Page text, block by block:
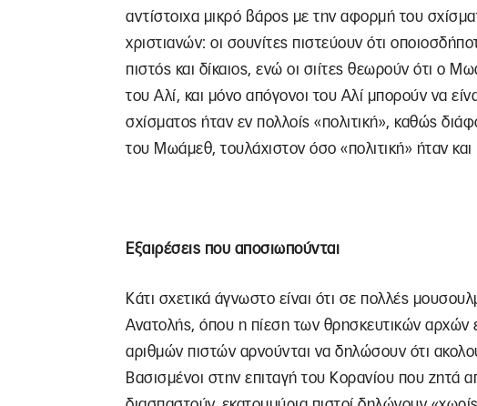
αντίστοιχα μικρό βάρος με την αφορμή του
χριστιανών: οι σουνίτες πιστεύουν ότι
πιστός και δίκαιος, ενώ οι σιίτες θεωρούν ότι ο
του Αλί, και μόνο απόγονοι του Αλί μπορούν να
σχίσματος ήταν εν πολλοίς «πολιτική», καθώς
του Μωάμεθ, τουλάχιστον όσο «πολιτική» ήταν και
Εξαιρέσεις που αποσιωπούνται
Κάτι σχετικά άγνωστο είναι ότι σε πολλές
Ανατολής, όπου η πίεση των θρησκευτικών αρχών
αριθμών πιστών αρνούνται να δηλώσουν ότι
Βασισμένοι στην επιταγή του Κορανίου που ζητά